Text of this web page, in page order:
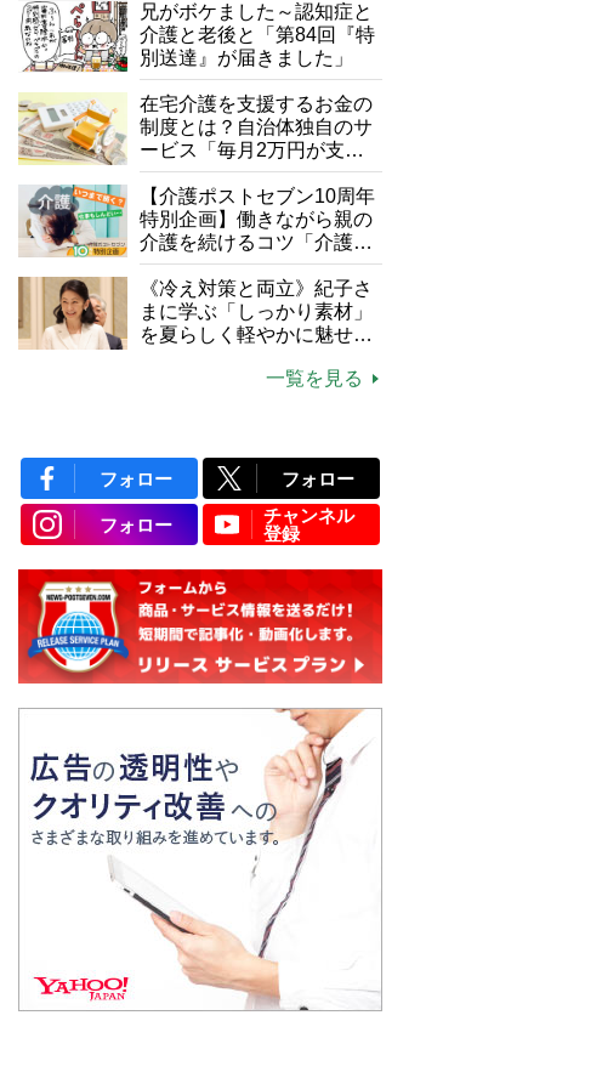
け方
兄がボケました～認知症と
介護と老後と「第84回『特
別送達』が届きました」
在宅介護を支援するお金の
制度とは？自治体独自のサ
ービス「毎月2万円が支給
される」ケースも【FP解
説】
【介護ポストセブン10周年
特別企画】働きながら親の
介護を続けるコツ「介護は
10年以上続くことも…3つ
のフェーズに分けて考えて
みよう」【社会福祉士解
説】
《冷え対策と両立》紀子さ
まに学ぶ「しっかり素材」
を夏らしく軽やかに魅せる
一覧を見る
フォロー フォロー
フォロー
チャンネル
登録